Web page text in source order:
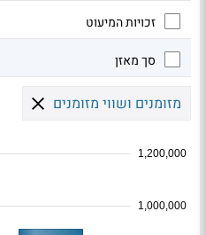
זכויות המיעוט
סך מאזן
מזומנים ושווי מזומנים
1,000,000
1,200,000